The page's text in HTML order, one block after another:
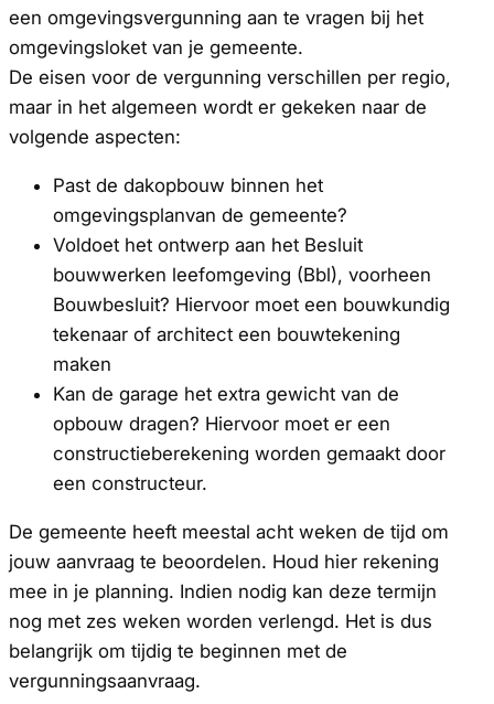
een omgevingsvergunning aan te vragen bij het
omgevingsloket van je gemeente.
De eisen voor de vergunning verschillen per regio,
maar in het algemeen wordt er gekeken naar de
volgende aspecten:
Past de dakopbouw binnen het
omgevingsplanvan de gemeente?
Voldoet het ontwerp aan het Besluit
bouwwerken leefomgeving (Bbl), voorheen
Bouwbesluit? Hiervoor moet een bouwkundig
tekenaar of architect een bouwtekening
maken
Kan de garage het extra gewicht van de
opbouw dragen? Hiervoor moet er een
constructieberekening worden gemaakt door
een constructeur.
De gemeente heeft meestal acht weken de tijd om
jouw aanvraag te beoordelen. Houd hier rekening
mee in je planning. Indien nodig kan deze termijn
nog met zes weken worden verlengd. Het is dus
belangrijk om tijdig te beginnen met de
vergunningsaanvraag.